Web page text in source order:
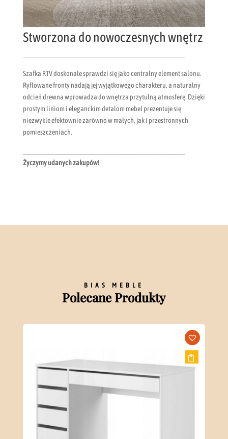
Stworzona do nowoczesnych wnętrz
Szafka RTV doskonale sprawdzi się jako centralny element salonu.
Ryflowane fronty nadają jej wyjątkowego charakteru, a naturalny
odcień drewna wprowadza do wnętrza przytulną atmosferę. Dzięki
prostym liniom i eleganckim detalom mebel prezentuje się
niezwykle efektownie zarówno w małych, jak i przestronnych
pomieszczeniach.
Życzymy udanych zakupów!
BIAS MEBLE
Polecane Produkty